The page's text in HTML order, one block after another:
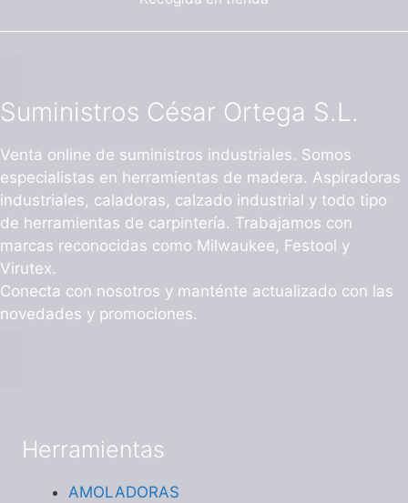
Suministros César Ortega S.L.
Venta online de suministros industriales. Somos
especialistas en herramientas de madera. Aspiradoras
industriales, caladoras, calzado industrial y todo tipo
de herramientas de carpintería. Trabajamos con
marcas reconocidas como Milwaukee, Festool y
Virutex.
Conecta con nosotros y manténte actualizado con las
novedades y promociones.
Herramientas
AMOLADORAS